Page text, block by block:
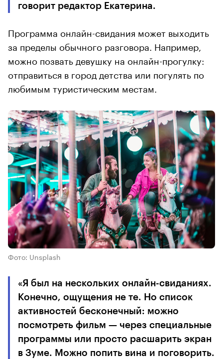
говорит редактор Екатерина.
Программа онлайн-свидания может выходить
за пределы обычного разговора. Например,
можно позвать девушку на онлайн-прогулку:
отправиться в город детства или погулять по
любимым туристическим местам.
Фото: Unsplash
«Я был на нескольких онлайн-свиданиях.
Конечно, ощущения не те. Но список
активностей бесконечный: можно
посмотреть фильм — через специальные
программы или просто расшарить экран
в Зуме. Можно попить вина и поговорить.